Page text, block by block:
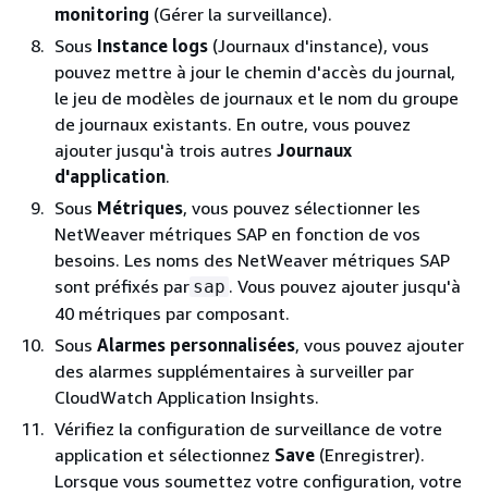
monitoring (Gérer la surveillance).
Sous Instance logs (Journaux d'instance), vous
pouvez mettre à jour le chemin d'accès du journal,
le jeu de modèles de journaux et le nom du groupe
de journaux existants. En outre, vous pouvez
ajouter jusqu'à trois autres Journaux
d'application.
Sous Métriques, vous pouvez sélectionner les
NetWeaver métriques SAP en fonction de vos
besoins. Les noms des NetWeaver métriques SAP
sont préfixés par sap . Vous pouvez ajouter jusqu'à
40 métriques par composant.
Sous Alarmes personnalisées, vous pouvez ajouter
des alarmes supplémentaires à surveiller par
CloudWatch Application Insights.
Vérifiez la configuration de surveillance de votre
application et sélectionnez Save (Enregistrer).
Lorsque vous soumettez votre configuration, votre